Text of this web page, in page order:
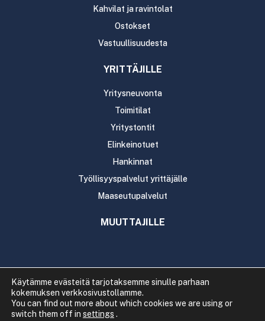
Kahvilat ja ravintolat
Ostokset
Vastuullisuudesta
YRITTÄJILLE
Yritysneuvonta
Toimitilat
Yritystontit
Elinkeinotuet
Hankinnat
Työllisyyspalvelut yrittäjälle
Maaseutupalvelut
MUUTTAJILLE
Copyright 2020 Rautavaaran kunta
TietosuojaSaavutettavuus
Käytämme evästeitä tarjotaksemme sinulle parhaan
kokemuksen verkkosivustollamme.
You can find out more about which cookies we are using or
switch them off in settings .